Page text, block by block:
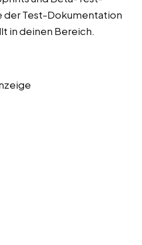
der Test-Dokumentation
in deinen Bereich.